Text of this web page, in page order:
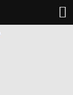
דילוג
לתוכן